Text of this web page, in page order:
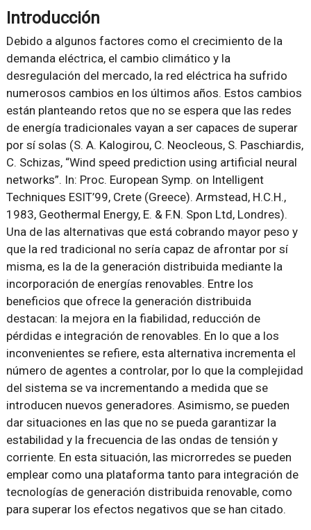
Introducción
Debido a algunos factores como el crecimiento de la
demanda eléctrica, el cambio climático y la
desregulación del mercado, la red eléctrica ha sufrido
numerosos cambios en los últimos años. Estos cambios
están planteando retos que no se espera que las redes
de energía tradicionales vayan a ser capaces de superar
por sí solas (S. A. Kalogirou, C. Neocleous, S. Paschiardis,
C. Schizas, “Wind speed prediction using artificial neural
networks”. In: Proc. European Symp. on Intelligent
Techniques ESIT’99, Crete (Greece). Armstead, H.C.H.,
1983, Geothermal Energy, E. & F.N. Spon Ltd, Londres).
Una de las alternativas que está cobrando mayor peso y
que la red tradicional no sería capaz de afrontar por sí
misma, es la de la generación distribuida mediante la
incorporación de energías renovables. Entre los
beneficios que ofrece la generación distribuida
destacan: la mejora en la fiabilidad, reducción de
pérdidas e integración de renovables. En lo que a los
inconvenientes se refiere, esta alternativa incrementa el
número de agentes a controlar, por lo que la complejidad
del sistema se va incrementando a medida que se
introducen nuevos generadores. Asimismo, se pueden
dar situaciones en las que no se pueda garantizar la
estabilidad y la frecuencia de las ondas de tensión y
corriente. En esta situación, las microrredes se pueden
emplear como una plataforma tanto para integración de
tecnologías de generación distribuida renovable, como
para superar los efectos negativos que se han citado.